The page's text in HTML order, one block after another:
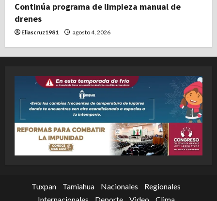
Continúa programa de limpieza manual de
drenes
Eliascruz1981 agosto 4, 2026
Tuxpan Tamiahua Nacionales
Regionales